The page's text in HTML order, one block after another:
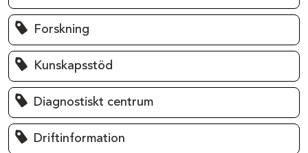
Forskning
Kunskapsstöd
Diagnostiskt centrum
Driftinformation